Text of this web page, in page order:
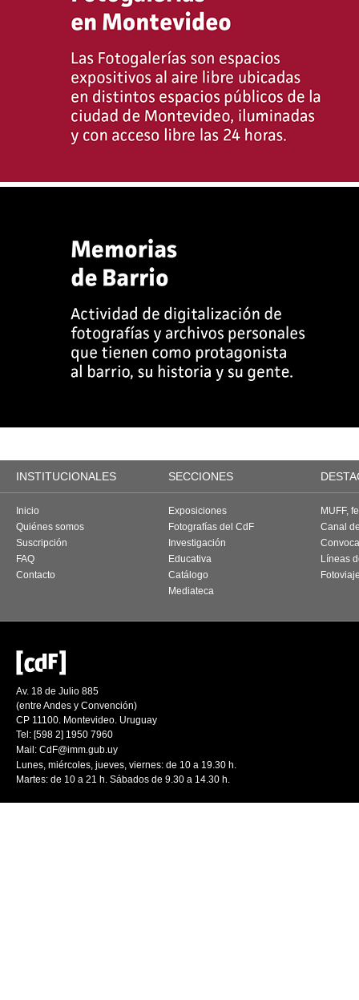
INSTITUCIONALES SECCIONES
Inicio
Quiénes somos
Suscripción
FAQ
Contacto
Exposiciones
Fotografías del CdF
Investigación
Educativa
Catálogo
Mediateca
MUFF,
Canal
Líneas
Av. 18 de Julio 885
(entre Andes y Convención)
CP 11100. Montevideo. Uruguay
Tel: [598 2] 1950 7960
Mail: CdF@imm.gub.uy
Lunes, miércoles, jueves, viernes: de 10 a 19.30 h.
Martes: de 10 a 21 h. Sábados de 9.30 a 14.30 h.